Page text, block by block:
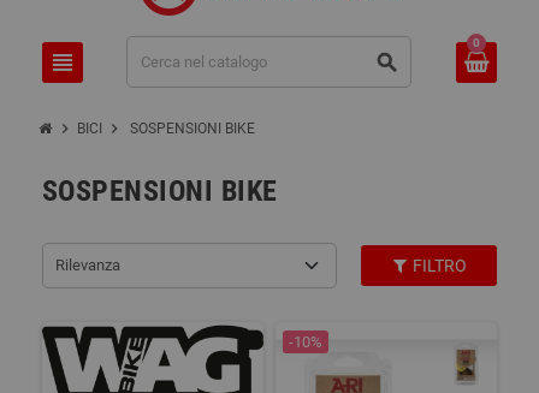
view_headline search
0
chevron_right BICI chevron_right SOSPENSIONI BIKE
SOSPENSIONI BIKE
Rilevanza FILTRO
-10%